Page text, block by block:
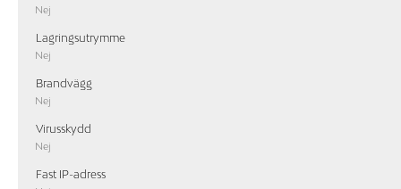
Nej
Lagringsutrymme
Nej
Brandvägg
Nej
Virusskydd
Nej
Fast IP-adress